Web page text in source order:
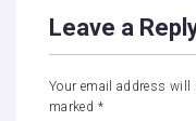
Leave a
Your email address will
marked *